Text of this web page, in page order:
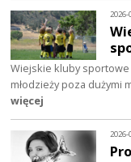
2026-
Wiejskie kluby
młodzieży poza dużymi
więcej